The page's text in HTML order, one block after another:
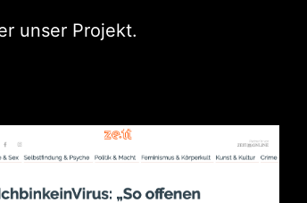
unser Projekt.